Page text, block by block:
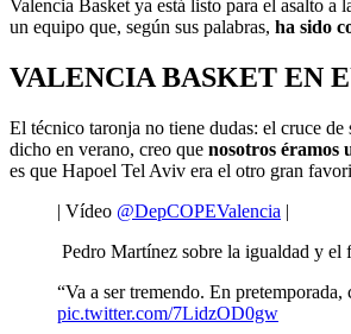
Valencia Basket ya está listo para el asalto
un equipo que, según sus palabras, ha sido
VALENCIA BASKET EN
El técnico taronja no tiene dudas: el cruce
dicho en verano, creo que nosotros éramos
es que Hapoel Tel Aviv era el otro gran
| Vídeo @DepCOPEValencia |
Pedro Martínez sobre la igualdad y el
“Va a ser tremendo. En
pic.twitter.com/7LidzOD0gw